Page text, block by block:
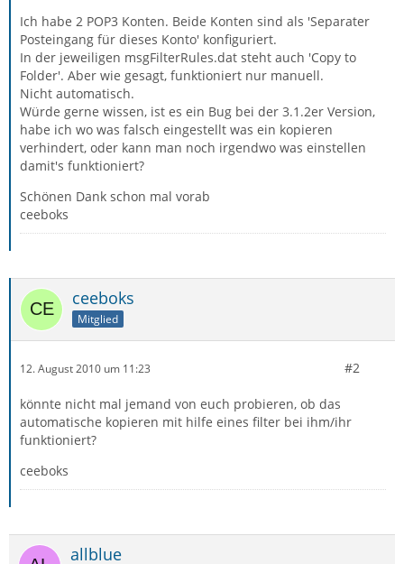
Ich habe 2 POP3 Konten. Beide Konten sind als 'Separater
Posteingang für dieses Konto' konfiguriert.
In der jeweiligen msgFilterRules.dat steht auch 'Copy to
Folder'. Aber wie gesagt, funktioniert nur manuell.
Nicht automatisch.
Würde gerne wissen, ist es ein Bug bei der 3.1.2er Version,
habe ich wo was falsch eingestellt was ein kopieren
verhindert, oder kann man noch irgendwo was einstellen
damit's funktioniert?
Schönen Dank schon mal vorab
ceeboks
ceeboks
Mitglied
12. August 2010 um 11:23 #2
könnte nicht mal jemand von euch probieren, ob das
automatische kopieren mit hilfe eines filter bei ihm/ihr
funktioniert?
ceeboks
allblue